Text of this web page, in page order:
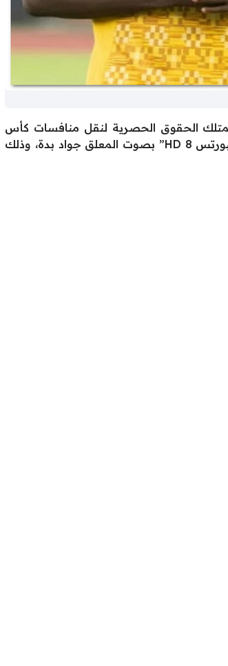
الحقوق الحصرية لنقل منافسات كأس
الكونفدرالية الإفريقية في منطقة الشرق الأوسط وشمال إفريقيا، وستُبث المباراة عبر قناة “بي إن سبورتس 8 HD” بصوت المعلق جواد بدة، وذلك